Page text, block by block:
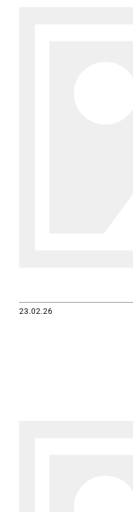
23.02.26